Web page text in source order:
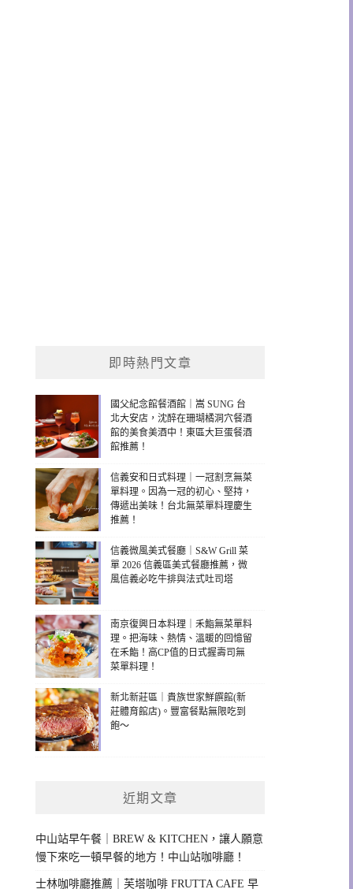
即時熱門文章
國父紀念館餐酒館｜嵩 SUNG 台
北大安店，沈醉在珊瑚橘洞穴餐酒
館的美食美酒中！東區大巨蛋餐酒
館推薦！
信義安和日式料理｜一冠割烹無菜
單料理。因為一冠的初心、堅持，
傳遞出美味！台北無菜單料理慶生
推薦！
信義微風美式餐廳｜S&W Grill 菜
單 2026 信義區美式餐廳推薦，微
風信義必吃牛排與法式吐司塔
南京復興日本料理｜禾鮨無菜單料
理。把海味、熱情、溫暖的回憶留
在禾鮨！高CP值的日式握壽司無
菜單料理！
新北新莊區｜貴族世家鮮饌館(新
莊體育館店)。豐富餐點無限吃到
飽～
近期文章
中山站早午餐｜BREW & KITCHEN，讓人願意
慢下來吃一頓早餐的地方！中山站咖啡廳！
士林咖啡廳推薦｜芙塔咖啡 FRUTTA CAFE 早